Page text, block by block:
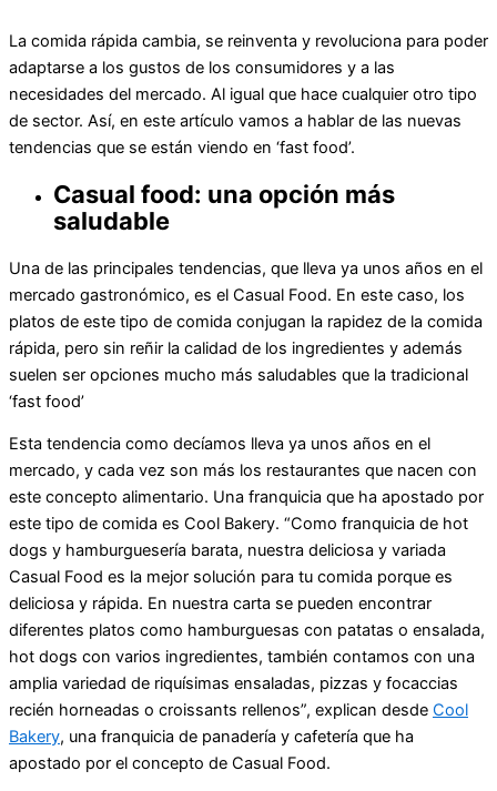
La comida rápida cambia, se reinventa y revoluciona para poder
adaptarse a los gustos de los consumidores y a las
necesidades del mercado. Al igual que hace cualquier otro tipo
de sector. Así, en este artículo vamos a hablar de las nuevas
tendencias que se están viendo en ‘fast food’.
Casual food: una opción más
saludable
Una de las principales tendencias, que lleva ya unos años en el
mercado gastronómico, es el Casual Food. En este caso, los
platos de este tipo de comida conjugan la rapidez de la comida
rápida, pero sin reñir la calidad de los ingredientes y además
suelen ser opciones mucho más saludables que la tradicional
‘fast food’
Esta tendencia como decíamos lleva ya unos años en el
mercado, y cada vez son más los restaurantes que nacen con
este concepto alimentario. Una franquicia que ha apostado por
este tipo de comida es Cool Bakery. “Como franquicia de hot
dogs y hamburguesería barata, nuestra deliciosa y variada
Casual Food es la mejor solución para tu comida porque es
deliciosa y rápida. En nuestra carta se pueden encontrar
diferentes platos como hamburguesas con patatas o ensalada,
hot dogs con varios ingredientes, también contamos con una
amplia variedad de riquísimas ensaladas, pizzas y focaccias
recién horneadas o croissants rellenos”, explican desde Cool
Bakery, una franquicia de panadería y cafetería que ha
apostado por el concepto de Casual Food.